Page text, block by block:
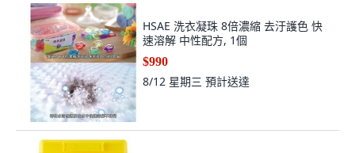
HSAE 洗衣凝珠 8倍濃縮 去汙護色 快
速溶解 中性配方, 1個
$990
8/12 星期三 預計送達